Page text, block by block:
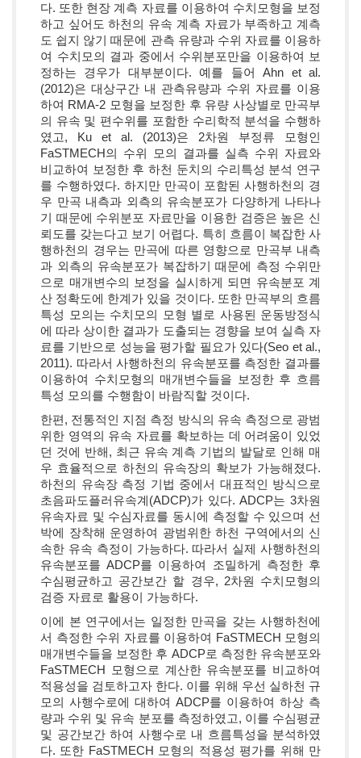
다. 또한 현장 계측 자료를 이용하여 수치모형을 보정
하고 싶어도 하천의 유속 계측 자료가 부족하고 계측
도 쉽지 않기 때문에 관측 유량과 수위 자료를 이용하
여 수치모의 결과 중에서 수위분포만을 이용하여 보
정하는 경우가 대부분이다. 예를 들어 Ahn et al.
(2012)은 대상구간 내 관측유량과 수위 자료를 이용
하여 RMA-2 모형을 보정한 후 유량 사상별로 만곡부
의 유속 및 편수위를 포함한 수리학적 분석을 수행하
였고, Ku et al. (2013)은 2차원 부정류 모형인
FaSTMECH의 수위 모의 결과를 실측 수위 자료와
비교하여 보정한 후 하천 둔치의 수리특성 분석 연구
를 수행하였다. 하지만 만곡이 포함된 사행하천의 경
우 만곡 내측과 외측의 유속분포가 다양하게 나타나
기 때문에 수위분포 자료만을 이용한 검증은 높은 신
뢰도를 갖는다고 보기 어렵다. 특히 흐름이 복잡한 사
행하천의 경우는 만곡에 따른 영향으로 만곡부 내측
과 외측의 유속분포가 복잡하기 때문에 측정 수위만
으로 매개변수의 보정을 실시하게 되면 유속분포 계
산 정확도에 한계가 있을 것이다. 또한 만곡부의 흐름
특성 모의는 수치모의 모형 별로 사용된 운동방정식
에 따라 상이한 결과가 도출되는 경향을 보여 실측 자
료를 기반으로 성능을 평가할 필요가 있다(Seo et al.,
2011). 따라서 사행하천의 유속분포를 측정한 결과를
이용하여 수치모형의 매개변수들을 보정한 후 흐름
특성 모의를 수행함이 바람직할 것이다.
한편, 전통적인 지점 측정 방식의 유속 측정으로 광범
위한 영역의 유속 자료를 확보하는 데 어려움이 있었
던 것에 반해, 최근 유속 계측 기법의 발달로 인해 매
우 효율적으로 하천의 유속장의 확보가 가능해졌다.
하천의 유속장 측정 기법 중에서 대표적인 방식으로
초음파도플러유속계(ADCP)가 있다. ADCP는 3차원
유속자료 및 수심자료를 동시에 측정할 수 있으며 선
박에 장착해 운영하여 광범위한 하천 구역에서의 신
속한 유속 측정이 가능하다. 따라서 실제 사행하천의
유속분포를 ADCP를 이용하여 조밀하게 측정한 후
수심평균하고 공간보간 할 경우, 2차원 수치모형의
검증 자료로 활용이 가능하다.
이에 본 연구에서는 일정한 만곡을 갖는 사행하천에
서 측정한 수위 자료를 이용하여 FaSTMECH 모형의
매개변수들을 보정한 후 ADCP로 측정한 유속분포와
FaSTMECH 모형으로 계산한 유속분포를 비교하여
적용성을 검토하고자 한다. 이를 위해 우선 실하천 규
모의 사행수로에 대하여 ADCP를 이용하여 하상 측
량과 수위 및 유속 분포를 측정하였고, 이를 수심평균
및 공간보간 하여 사행수로 내 흐름특성을 분석하였
다. 또한 FaSTMECH 모형의 적용성 평가를 위해 만